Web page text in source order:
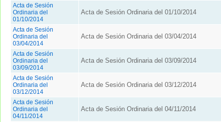
Acta de Sesión
Ordinaria del
01/10/2014
Acta de Sesión Ordinaria del 01/10/2014
Acta de Sesión
Ordinaria del
03/04/2014
Acta de Sesión Ordinaria del 03/04/2014
Acta de Sesión
Ordinaria del
03/09/2014
Acta de Sesión Ordinaria del 03/09/2014
Acta de Sesión
Ordinaria del
03/12/2014
Acta de Sesión Ordinaria del 03/12/2014
Acta de Sesión
Ordinaria del
04/11/2014
Acta de Sesión Ordinaria del 04/11/2014